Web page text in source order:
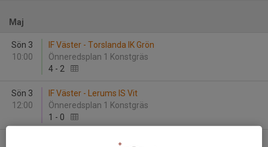
Maj
Sön 3
10:00
IF Väster - Torslanda IK Grön
Önneredsplan 1 Konstgräs
4 - 2
Sön 3
12:00
IF Väster - Lerums IS Vit
Önneredsplan 1 Konstgräs
1 - 0
BK Häcken Vit - IF Väster